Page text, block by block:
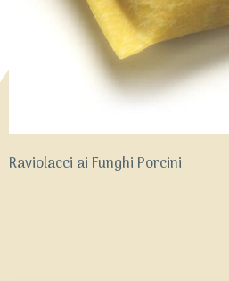
Raviolacci ai Funghi Porcini